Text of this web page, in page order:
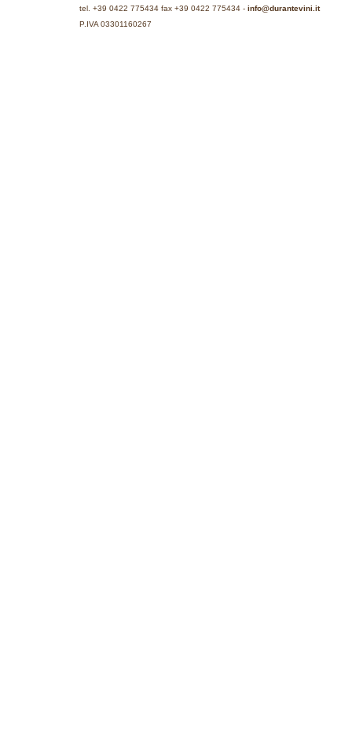
tel. +39 0422 775434 fax +39 0422 775434 - info@durantevini.it
P.IVA 03301160267